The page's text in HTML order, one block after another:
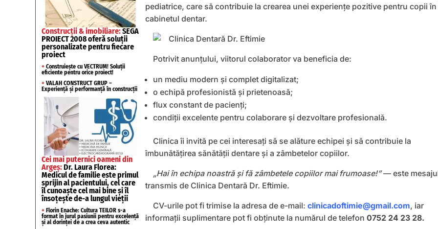
Construcții & imobiliare:SEGA
PROIECT 2008 oferă soluții
personalizate pentru fiecare
proiect
+ Construiește cu VECTRUM! Soluții
eficiente pentru orice proiect!
+ VALAH CONSTRUCT GRUP –
Experiență și performanță în construcții
Cei mai puternici oameni din
Argeș:Dr. Laura Florea:
Medicul de familie este primul
sprijin al pacientului, cel care
îl cunoaște cel mai bine și îl
însoțește de-a lungul vieții
+ Florin Enache: Cultura TEILOR s-a
format în jurul pasiunii pentru excelență
și al dorinței de a crea ceva autentic
pediatrice, care să contribuie la crearea unei experiențe pozitive pentru copii în
cabinetul dentar.
Potrivit anunțului, viitorul colaborator va beneficia de:
un mediu modern și complet digitalizat;
o echipă profesionistă și prietenoasă;
flux constant de pacienți;
condiții excelente pentru colaborare și dezvoltare profesională.
Clinica îi invită pe cei interesați să se alăture echipei și să contribuie la
îmbunătățirea sănătății dentare și a zâmbetelor copiilor.
„Hai în echipa noastră și fă zâmbetele copiilor mai frumoase!”— este
transmis de Clinica Dentară Dr. Eftimie.
CV-urile pot fi trimise la adresa de e-mail: clinicadoftimie@gmail.com, iar
informații suplimentare pot fi obținute la numărul de telefon 0752 24 23 28.